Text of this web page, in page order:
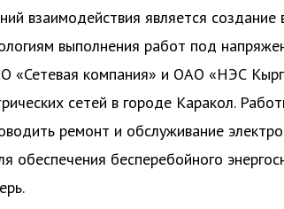
взаимодействия является создание
выполнения работ под
«Сетевая компания» и ОАО «НЭС
сетей в городе Каракол.
ремонт и обслуживание
обеспечения бесперебойного